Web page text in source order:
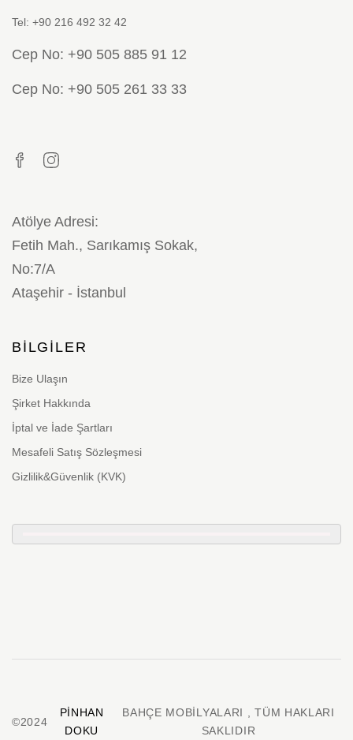
Tel: +90 216 492 32 42
Cep No: +90 505 885 91 12
Cep No: +90 505 261 33 33
Atölye Adresi:
Fetih Mah., Sarıkamış Sokak,
No:7/A
Ataşehir - İstanbul
BILGILER
Bize Ulaşın
Şirket Hakkında
İptal ve İade Şartları
Mesafeli Satış Sözleşmesi
Gizlilik&Güvenlik (KVK)
©2024
PINHAN
DOKU
BAHÇE MOBILYALARI , TÜM HAKLARI
SAKLIDIR